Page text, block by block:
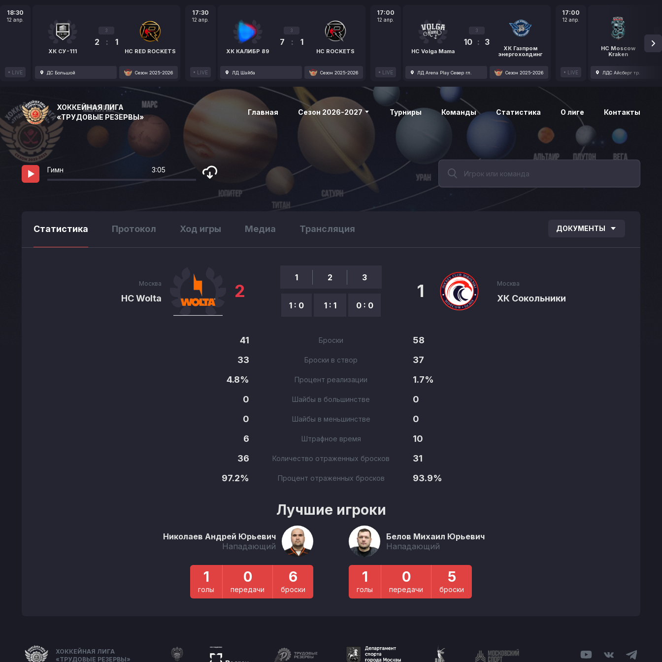
18:30
12 апр.
LIVE
ХК СУ-111
3
2 : 1
HC RED ROCKETS
ДС Большой Сезон 2025-2026
17:30
12 апр.
LIVE
ХК КАЛИБР 89
3
7 : 1
HC ROCKETS
ЛД Шайба Сезон 2025-2026
17:00
12 апр.
LIVE
HC Volga Mama
3
10 : 3
ХК Газпром
энергохолдинг
ЛД Arena Play Север гл. Сезон 2025-2026
17:00
12 апр.
LIVE
HC Moscow
Kraken
1
ЛДС Айсберг тр.
ХОККЕЙНАЯ ЛИГА
«ТРУДОВЫЕ РЕЗЕРВЫ»
Главная Сезон 2026-2027 Турниры Команды Статистика О лиге Контакты
Гимн 3:05
Статистика Протокол Ход игры Медиа Трансляция ДОКУМЕНТЫ
Москва
HC Wolta 2
1
1 : 0
2
1 : 1
3
0 : 0
Москва
ХК Сокольники
1
41 Броски
58
33
Броски в створ
37
4.8%
Процент реализации
1.7%
0
Шайбы в большинстве
0
0
Шайбы в меньшинстве
0
6
Штрафное время
10
36
Количество отраженных бросков
31
97.2%
Процент отраженных бросков 93.9%
Лучшие игроки
Николаев Андрей Юрьевич
Нападающий
1
голы
0
передачи
6
броски
Белов Михаил Юрьевич
Нападающий
1
голы
0
передачи
5
броски
ХОККЕЙНАЯ ЛИГА
«ТРУДОВЫЕ РЕЗЕРВЫ»